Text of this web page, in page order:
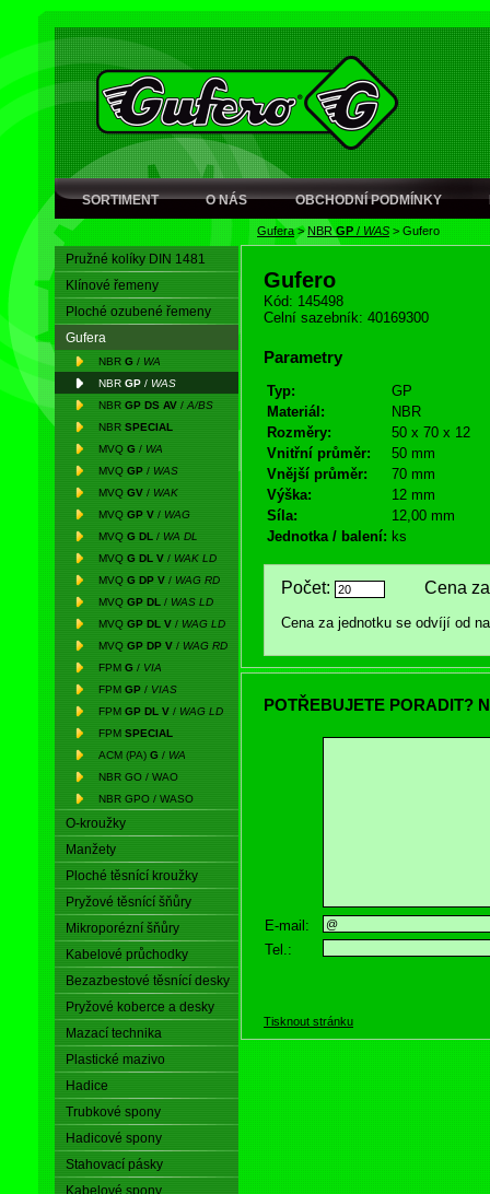
SORTIMENT O NÁS OBCHODNÍ PODMÍNKY
Gufera> NBRGP / WAS > Gufero
Pružné kolíky DIN 1481
Klínové řemeny
Ploché ozubené řemeny
Gufera
NBR G / WA
NBR GP / WAS
NBR GP DS AV / A/BS
NBR SPECIAL
MVQ G / WA
MVQ GP / WAS
MVQ GV / WAK
MVQ GP V / WAG
MVQ G DL / WA DL
MVQ G DL V / WAK LD
MVQ G DP V / WAG RD
MVQ GP DL / WAS LD
MVQ GP DL V / WAG LD
MVQ GP DP V / WAG RD
FPM G / VIA
FPM GP / VIAS
FPM GP DL V / WAG LD
FPM SPECIAL
ACM (PA) G / WA
NBR GO / WAO
NBR GPO / WASO
O-kroužky
Manžety
Ploché těsnící kroužky
Pryžové těsnící šňůry
Mikroporézní šňůry
Kabelové průchodky
Bezazbestové těsnící desky
Pryžové koberce a desky
Mazací technika
Plastické mazivo
Hadice
Trubkové spony
Hadicové spony
Stahovací pásky
Kabelové spony
Gufero
Kód: 145498
Celní sazebník: 40169300
Parametry
Typ:
GP
Materiál:
NBR
Rozměry:
50 x 70 x 12
Vnitřní průměr:
50 mm
Vnější průměr:
70 mm
Výška:
12 mm
Síla:
12,00 mm
Jednotka / balení: ks
Počet: Cena za
Cena za jednotku se odvíjí od
POTŘEBUJETE PORADIT?
E-mail:
Tel.:
Tisknout stránku